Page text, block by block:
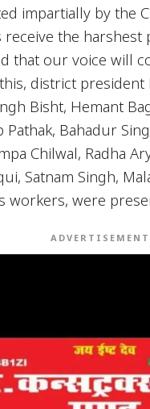
impartially by the
the harshest
that our voice will
district president
Bisht, Hemant
Bahadur
Chilwal, Radha
Satnam Singh,
workers, were